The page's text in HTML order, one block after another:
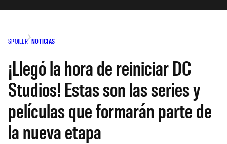
SPOILER NOTICIAS
¡Llegó la hora de reiniciar DC
Studios! Estas son las series y
películas que formarán parte de
la nueva etapa